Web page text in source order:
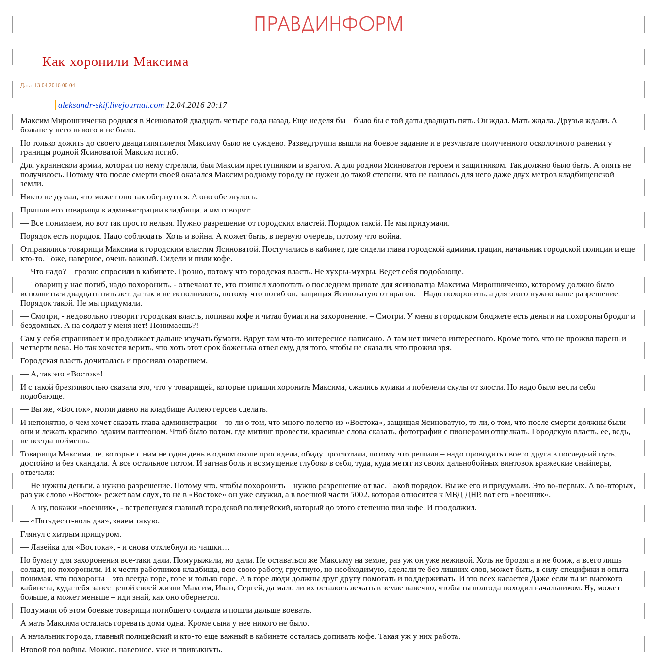
Как хоронили Максима
Дата: 13.04.2016 00:04
aleksandr-skif.livejournal.com 12.04.2016 20:17
Максим Мирошниченко родился в Ясиноватой двадцать четыре года назад. Еще неделя бы – было бы с той даты двадцать пять. Он ждал. Мать ждала. Друзья ждали. А
больше у него никого и не было.
Но только дожить до своего двацатипятилетия Максиму было не суждено. Разведгруппа вышла на боевое задание и в результате полученного осколочного ранения у
границы родной Ясиноватой Максим погиб.
Для украинской армии, которая по нему стреляла, был Максим преступником и врагом. А для родной Ясиноватой героем и защитником. Так должно было быть. А опять не
получилось. Потому что после смерти своей оказался Максим родному городу не нужен до такой степени, что не нашлось для него даже двух метров кладбищенской
земли.
Никто не думал, что может оно так обернуться. А оно обернулось.
Пришли его товарищи к администрации кладбища, а им говорят:
— Все понимаем, но вот так просто нельзя. Нужно разрешение от городских властей. Порядок такой. Не мы придумали.
Порядок есть порядок. Надо соблюдать. Хоть и война. А может быть, в первую очередь, потому что война.
Отправились товарищи Максима к городским властям Ясиноватой. Постучались в кабинет, где сидели глава городской администрации, начальник городской полиции и еще
кто-то. Тоже, наверное, очень важный. Сидели и пили кофе.
— Что надо? – грозно спросили в кабинете. Грозно, потому что городская власть. Не хухры-мухры. Ведет себя подобающе.
— Товарищ у нас погиб, надо похоронить, - отвечают те, кто пришел хлопотать о последнем приюте для ясиноватца Максима Мирошниченко, которому должно было
исполниться двадцать пять лет, да так и не исполнилось, потому что погиб он, защищая Ясиноватую от врагов. – Надо похоронить, а для этого нужно ваше разрешение.
Порядок такой. Не мы придумали.
— Смотри, - недовольно говорит городская власть, попивая кофе и читая бумаги на захоронение. – Смотри. У меня в городском бюджете есть деньги на похороны бродяг и
бездомных. А на солдат у меня нет! Понимаешь?!
Сам у себя спрашивает и продолжает дальше изучать бумаги. Вдруг там что-то интересное написано. А там нет ничего интересного. Кроме того, что не прожил парень и
четверти века. Но так хочется верить, что хоть этот срок боженька отвел ему, для того, чтобы не сказали, что прожил зря.
Городская власть дочиталась и просияла озарением.
— А, так это «Восток»!
И с такой брезгливостью сказала это, что у товарищей, которые пришли хоронить Максима, сжались кулаки и побелели скулы от злости. Но надо было вести себя
подобающе.
— Вы же, «Восток», могли давно на кладбище Аллею героев сделать.
И непонятно, о чем хочет сказать глава администрации – то ли о том, что много полегло из «Востока», защищая Ясиноватую, то ли, о том, что после смерти должны были
они и лежать красиво, эдаким пантеоном. Чтоб было потом, где митинг провести, красивые слова сказать, фотографии с пионерами отщелкать. Городскую власть, ее, ведь,
не всегда поймешь.
Товарищи Максима, те, которые с ним не один день в одном окопе просидели, обиду проглотили, потому что решили – надо проводить своего друга в последний путь,
достойно и без скандала. А все остальное потом. И загнав боль и возмущение глубоко в себя, туда, куда метят из своих дальнобойных винтовок вражеские снайперы,
отвечали:
— Не нужны деньги, а нужно разрешение. Потому что, чтобы похоронить – нужно разрешение от вас. Такой порядок. Вы же его и придумали. Это во-первых. А во-вторых,
раз уж слово «Восток» режет вам слух, то не в «Востоке» он уже служил, а в военной части 5002, которая относится к МВД ДНР, вот его «военник».
— А ну, покажи «военник», - встрепенулся главный городской полицейский, который до этого степенно пил кофе. И продолжил.
— «Пятьдесят-ноль два», знаем такую.
Глянул с хитрым прищуром.
— Лазейка для «Востока», - и снова отхлебнул из чашки…
Но бумагу для захоронения все-таки дали. Помурыжили, но дали. Не оставаться же Максиму на земле, раз уж он уже неживой. Хоть не бродяга и не бомж, а всего лишь
солдат, но похоронили. И к чести работников кладбища, всю свою работу, грустную, но необходимую, сделали те без лишних слов, может быть, в силу специфики и опыта
понимая, что похороны – это всегда горе, горе и только горе. А в горе люди должны друг другу помогать и поддерживать. И это всех касается Даже если ты из высокого
кабинета, куда тебя занес ценой своей жизни Максим, Иван, Сергей, да мало ли их осталось лежать в земле навечно, чтобы ты полгода походил начальником. Ну, может
больше, а может меньше – иди знай, как оно обернется.
Подумали об этом боевые товарищи погибшего солдата и пошли дальше воевать.
А мать Максима осталась горевать дома одна. Кроме сына у нее никого не было.
А начальник города, главный полицейский и кто-то еще важный в кабинете остались допивать кофе. Такая уж у них работа.
Второй год войны. Можно, наверное, уже и привыкнуть.